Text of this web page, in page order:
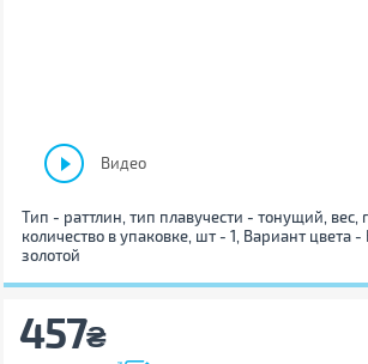
Видео
Тип - раттлин, тип плавучести - тонущий, вес, г
количество в упаковке, шт - 1, Вариант цвета -
золотой
457₴